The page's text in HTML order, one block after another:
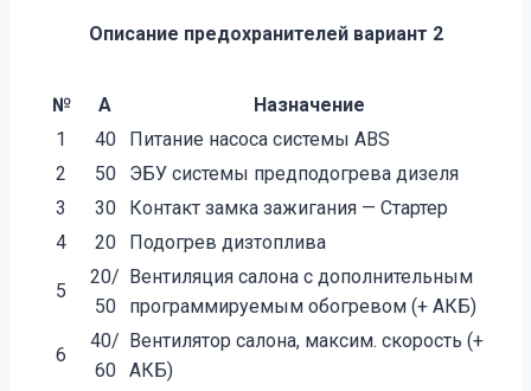
Описание предохранителей вариант 2
№ А
Назначение
1
40
Питание насоса системы ABS
2
50
ЭБУ системы предподогрева дизеля
3
30
Контакт замка зажигания — Стартер
4
20 Подогрев дизтоплива
5
20/
50
Вентиляция салона с дополнительным
программируемым обогревом (+ АКБ)
6
40/
60
Вентилятор салона, максим. скорость (+
АКБ)